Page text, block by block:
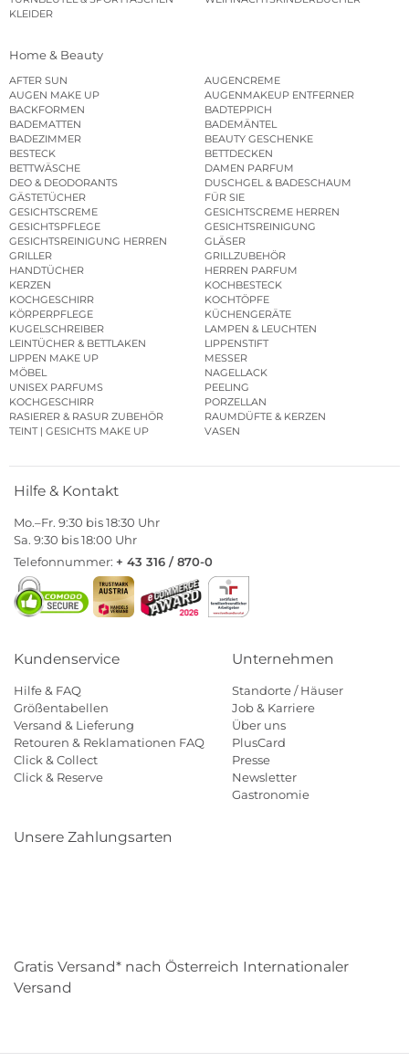
KLEIDER
Home & Beauty
AFTER SUN
AUGENCREME
AUGEN MAKE UP
AUGENMAKEUP ENTFERNER
BACKFORMEN
BADTEPPICH
BADEMATTEN
BADEMÄNTEL
BADEZIMMER
BEAUTY GESCHENKE
BESTECK
BETTDECKEN
BETTWÄSCHE
DAMEN PARFUM
DEO & DEODORANTS
DUSCHGEL & BADESCHAUM
GÄSTETÜCHER
FÜR SIE
GESICHTSCREME
GESICHTSCREME HERREN
GESICHTSPFLEGE
GESICHTSREINIGUNG
GESICHTSREINIGUNG HERREN
GLÄSER
GRILLER
GRILLZUBEHÖR
HANDTÜCHER
HERREN PARFUM
KERZEN
KOCHBESTECK
KOCHGESCHIRR
KOCHTÖPFE
KÖRPERPFLEGE
KÜCHENGERÄTE
KUGELSCHREIBER
LAMPEN & LEUCHTEN
LEINTÜCHER & BETTLAKEN
LIPPENSTIFT
LIPPEN MAKE UP
MESSER
MÖBEL
NAGELLACK
UNISEX PARFUMS
PEELING
KOCHGESCHIRR
PORZELLAN
RASIERER & RASUR ZUBEHÖR
RAUMDÜFTE & KERZEN
TEINT | GESICHTS MAKE UP
VASEN
Hilfe & Kontakt
Mo.–Fr. 9:30 bis 18:30 Uhr
Sa. 9:30 bis 18:00 Uhr
Telefonnummer: + 43 316 / 870-0
Kundenservice
Hilfe & FAQ
Größentabellen
Versand & Lieferung
Retouren & Reklamationen FAQ
Click & Collect
Click & Reserve
Unternehmen
Standorte / Häuser
Job & Karriere
Über uns
PlusCard
Presse
Newsletter
Gastronomie
Unsere Zahlungsarten
Gratis Versand* nach Österreich Internationaler
Versand